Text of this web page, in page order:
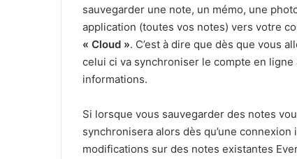
sauvegarder une note, un mémo, une
application (toutes vos notes) vers votre
« Cloud ». C’est à dire que dès que vous
celui ci va synchroniser le compte en
informations.
Si lorsque vous sauvegarder des notes
synchronisera alors dès qu’une
modifications sur des notes existantes